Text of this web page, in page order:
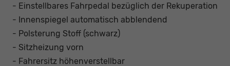
- Einstellbares Fahrpedal bezüglich der Rekuperation
- Innenspiegel automatisch abblendend
- Polsterung Stoff (schwarz)
- Sitzheizung vorn
- Fahrersitz höhenverstellbar